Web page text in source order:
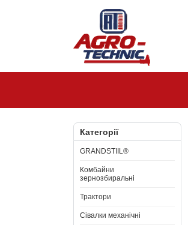
Категорії
GRANDSTIIL®
Комбайни
зернозбиральні
Трактори
Сівалки механічні